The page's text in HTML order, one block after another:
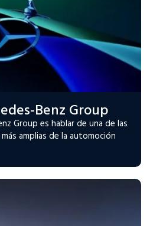
Benz Group
Group es hablar de una de las
amplias de la automoción